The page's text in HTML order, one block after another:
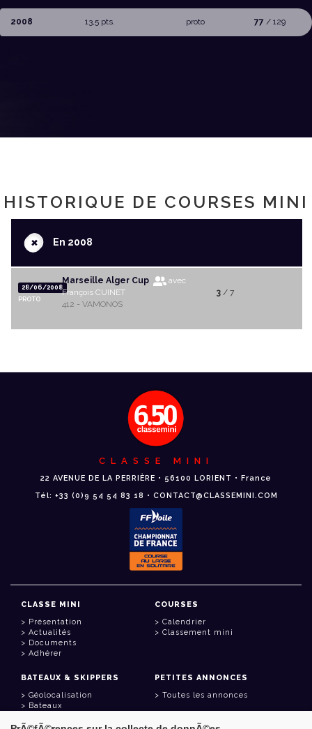
2008 13,5 pts. proto 77 / 129
HISTORIQUE DE COURSES MINI
+En 2008
28/06/2008
PROTO
Marseille Alger Cup
avec
François CUINET
412 - VAMONOS
3/ 7
CLASSE MINI
22 AVENUE DE LA PERRIÈRE • 56100 LORIENT • France
Tél: +33 (0)9 54 54 83 18 • CONTACT@CLASSEMINI.COM
CLASSE MINI
Présentation
Actualités
Documents
Adhérer
COURSES
Calendrier
Classement mini
BATEAUX & SKIPPERS
Géolocalisation
Bateaux
PETITES ANNONCES
Toutes les annonces